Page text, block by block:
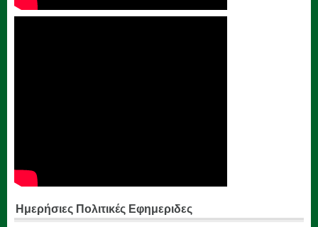
Ημερήσιες Πολιτικές Εφημεριδες